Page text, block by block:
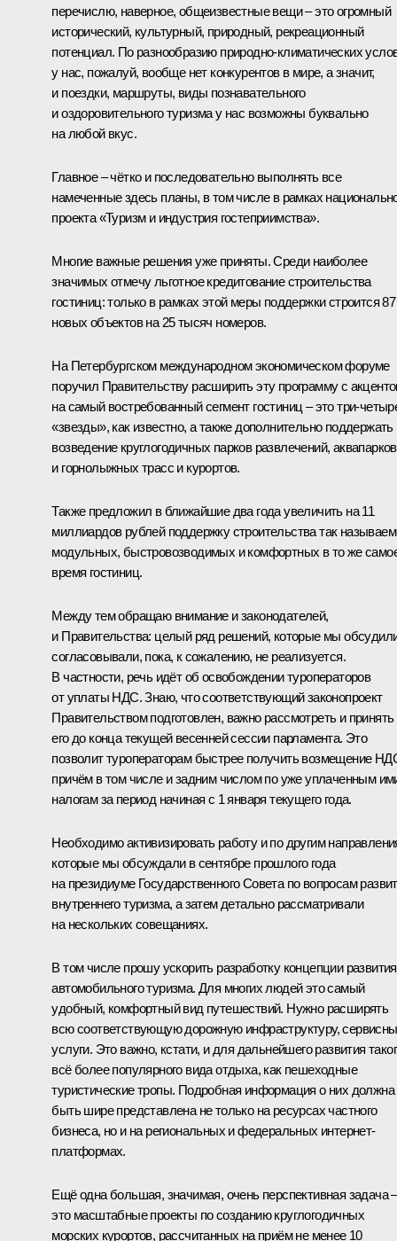
перечислю, наверное, общеизвестные вещи – это огромный
исторический, культурный, природный, рекреационный
потенциал. По разнообразию природно-климатических
у нас, пожалуй, вообще нет конкурентов в мире, а значит,
и поездки, маршруты, виды познавательного
и оздоровительного туризма у нас возможны буквально
на любой вкус.
Главное – чётко и последовательно выполнять все
намеченные здесь планы, в том числе в рамках
проекта «Туризм и индустрия гостеприимства».
Многие важные решения уже приняты. Среди наиболее
значимых отмечу льготное кредитование строительства
гостиниц: только в рамках этой меры поддержки строится 87
новых объектов на 25 тысяч номеров.
На Петербургском международном экономическом форуме
поручил Правительству расширить эту программу с
на самый востребованный сегмент гостиниц – это три-
«звезды», как известно, а также дополнительно поддержать
возведение круглогодичных парков развлечений, аквапарков
и горнолыжных трасс и курортов.
Также предложил в ближайшие два года увеличить на 11
миллиардов рублей поддержку строительства так
модульных, быстровозводимых и комфортных в то же
время гостиниц.
Между тем обращаю внимание и законодателей,
и Правительства: целый ряд решений, которые мы
согласовывали, пока, к сожалению, не реализуется.
В частности, речь идёт об освобождении туроператоров
от уплаты НДС. Знаю, что соответствующий законопроект
Правительством подготовлен, важно рассмотреть и принять
его до конца текущей весенней сессии парламента. Это
позволит туроператорам быстрее получить возмещение
причём в том числе и задним числом по уже уплаченным
налогам за период начиная с 1 января текущего года.
Необходимо активизировать работу и по другим
которые мы обсуждали в сентябре прошлого года
на президиуме Государственного Совета по вопросам
внутреннего туризма, а затем детально рассматривали
на нескольких совещаниях.
В том числе прошу ускорить разработку концепции развития
автомобильного туризма. Для многих людей это самый
удобный, комфортный вид путешествий. Нужно расширять
всю соответствующую дорожную инфраструктуру,
услуги. Это важно, кстати, и для дальнейшего развития
всё более популярного вида отдыха, как пешеходные
туристические тропы. Подробная информация о них должна
быть шире представлена не только на ресурсах частного
бизнеса, но и на региональных и федеральных интернет-
платформах.
Ещё одна большая, значимая, очень перспективная задача –
это масштабные проекты по созданию круглогодичных
морских курортов, рассчитанных на приём не менее 10